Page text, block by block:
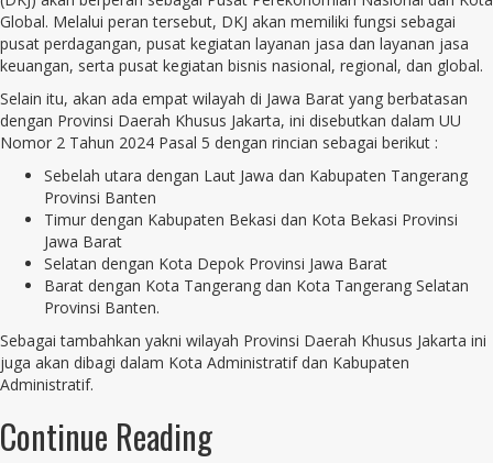
Global. Melalui peran tersebut, DKJ akan memiliki fungsi sebagai
pusat perdagangan, pusat kegiatan layanan jasa dan layanan jasa
keuangan, serta pusat kegiatan bisnis nasional, regional, dan global.
Selain itu, akan ada empat wilayah di Jawa Barat yang berbatasan
dengan Provinsi Daerah Khusus Jakarta, ini disebutkan dalam UU
Nomor 2 Tahun 2024 Pasal 5 dengan rincian sebagai berikut :
Sebelah utara dengan Laut Jawa dan Kabupaten Tangerang
Provinsi Banten
Timur dengan Kabupaten Bekasi dan Kota Bekasi Provinsi
Jawa Barat
Selatan dengan Kota Depok Provinsi Jawa Barat
Barat dengan Kota Tangerang dan Kota Tangerang Selatan
Provinsi Banten.
Sebagai tambahkan yakni wilayah Provinsi Daerah Khusus Jakarta ini
juga akan dibagi dalam Kota Administratif dan Kabupaten
Administratif.
Continue Reading